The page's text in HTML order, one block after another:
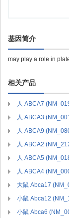
基因简介
may play a role in
相关产品
人 ABCA7
人 ABCA3
人 ABCA9
人 ABCA2
人 ABCA5
人 ABCA4
大鼠 Abca17
小鼠 Abca12
小鼠 Abca6